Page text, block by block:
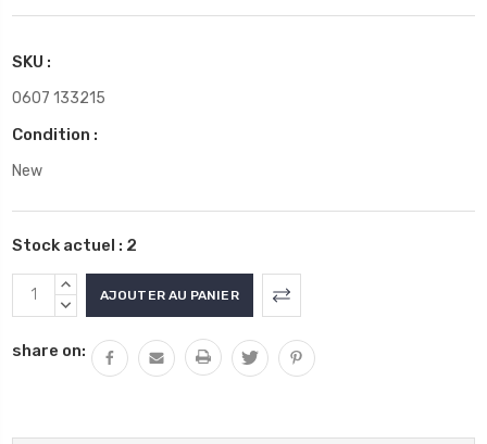
SKU :
0607 133215
Condition :
New
Stock actuel : 2
AUGMENTER
LA
:
DIMINUER
QUANTITÉ
share on: